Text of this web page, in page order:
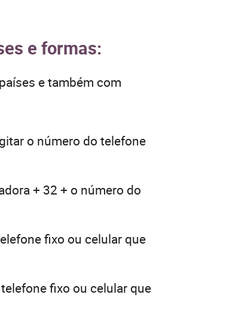
e formas:
e também com
o número do telefone
+ 32 + o número do
fixo ou celular que
fixo ou celular que